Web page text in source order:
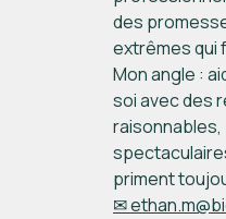
des
extrêmes qui
Mon angle :
soi avec des
priment
✉